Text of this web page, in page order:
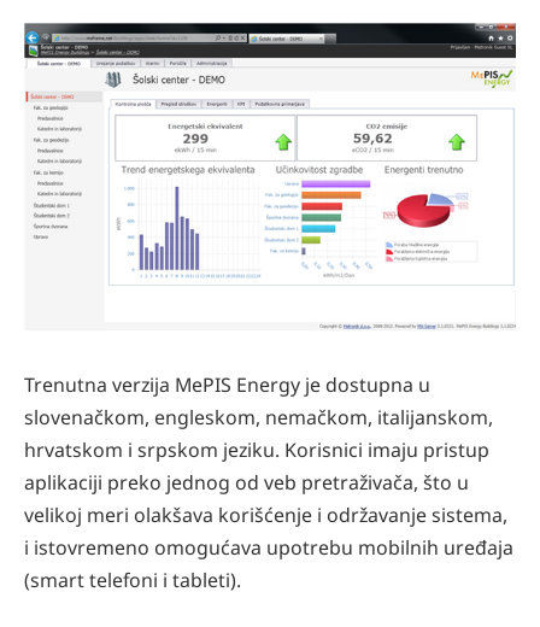
Trenutna verzija MePIS Energy je dostupna u
slovenačkom, engleskom, nemačkom, italijanskom,
hrvatskom i srpskom jeziku. Korisnici imaju pristup
aplikaciji preko jednog od veb pretraživača, što u
velikoj meri olakšava korišćenje i održavanje sistema,
i istovremeno omogućava upotrebu mobilnih uređaja
(smart telefoni i tableti).